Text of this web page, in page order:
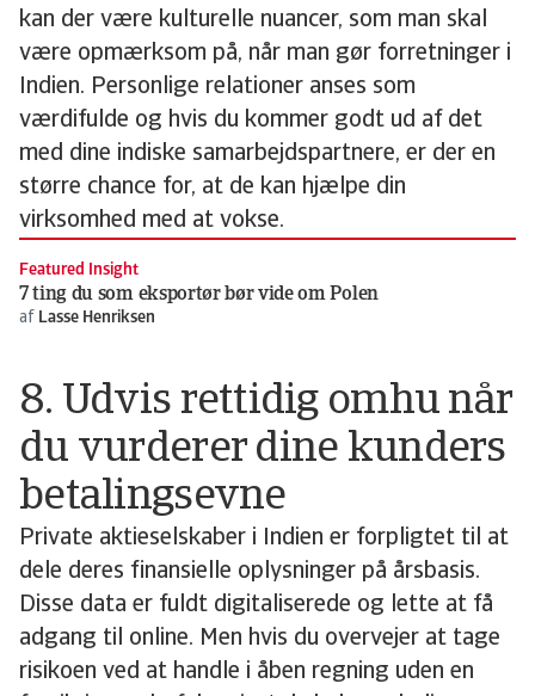
kan der være kulturelle nuancer, som man skal
være opmærksom på, når man gør forretninger i
Indien. Personlige relationer anses som
værdifulde og hvis du kommer godt ud af det
med dine indiske samarbejdspartnere, er der en
større chance for, at de kan hjælpe din
virksomhed med at vokse.
Featured Insight
7 ting du som eksportør bør vide om Polen
af Lasse Henriksen
8. Udvis rettidig omhu når
du vurderer dine kunders
betalingsevne
Private aktieselskaber i Indien er forpligtet til at
dele deres finansielle oplysninger på årsbasis.
Disse data er fuldt digitaliserede og lette at få
adgang til online. Men hvis du overvejer at tage
risikoen ved at handle i åben regning uden en